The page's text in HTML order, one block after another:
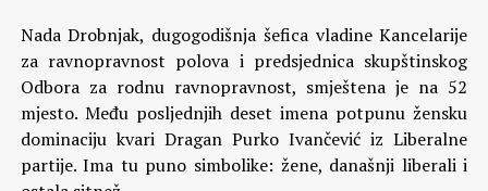
Nada Drobnjak, dugogodišnja šefica vladine Kancelarije
za ravnopravnost polova i predsjednica skupštinskog
Odbora za rodnu ravnopravnost, smještena je na 52
mjesto. Među posljednjih deset imena potpunu žensku
dominaciju kvari Dragan Purko Ivančević iz Liberalne
partije. Ima tu puno simbolike: žene, današnji liberali i